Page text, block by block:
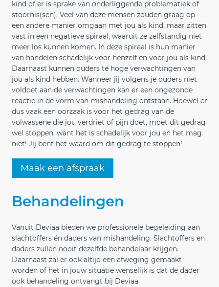
kind of er is sprake van onderliggende problematiek of
stoornis(sen). Veel van deze mensen zouden graag op
een andere manier omgaan met jou als kind, maar zitten
vast in een negatieve spiraal, waaruit ze zelfstandig niet
meer los kunnen komen. In deze spiraal is hun manier
van handelen schadelijk voor henzelf en voor jou als kind.
Daarnaast kunnen ouders té hoge verwachtingen van
jou als kind hebben. Wanneer jij volgens je ouders niet
voldoet aan de verwachtingen kan er een ongezonde
reactie in de vorm van mishandeling ontstaan. Hoewel er
dus vaak een oorzaak is voor het gedrag van de
volwassene die jou verdriet of pijn doet, moet dit gedrag
wel stoppen, want het is schadelijk voor jou en het mag
niet! Jij bent het waard om dit gedrag te stoppen!
Maak een afspraak
Behandelingen
Vanuit Deviaa bieden we professionele begeleiding aan
slachtoffers én daders van mishandeling. Slachtoffers en
daders zullen nooit dezelfde behandelaar krijgen.
Daarnaast zal er ook altijd een afweging gemaakt
worden of het in jouw situatie wenselijk is dat de dader
ook behandeling ontvangt bij Deviaa.